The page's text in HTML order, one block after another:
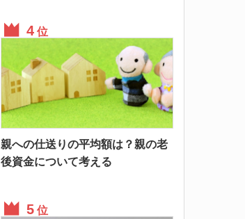
位
親への仕送りの平均額は？親の老
後資金について考える
位